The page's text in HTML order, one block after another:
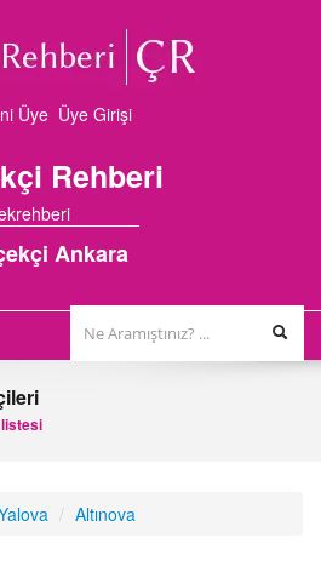
Üye Üye Girişi
Rehberi
Ankara
/ Altınova